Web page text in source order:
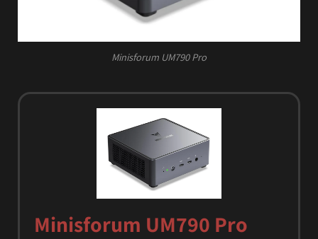
Minisforum UM790 Pro
Minisforum UM790 Pro